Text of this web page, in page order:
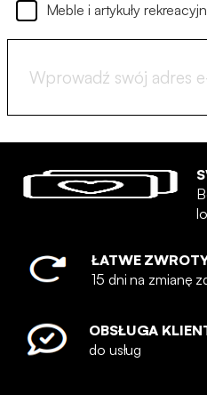
Meble i artykuły
ŁATWE
15 dni na zmianę
OBSŁUGA
do usług